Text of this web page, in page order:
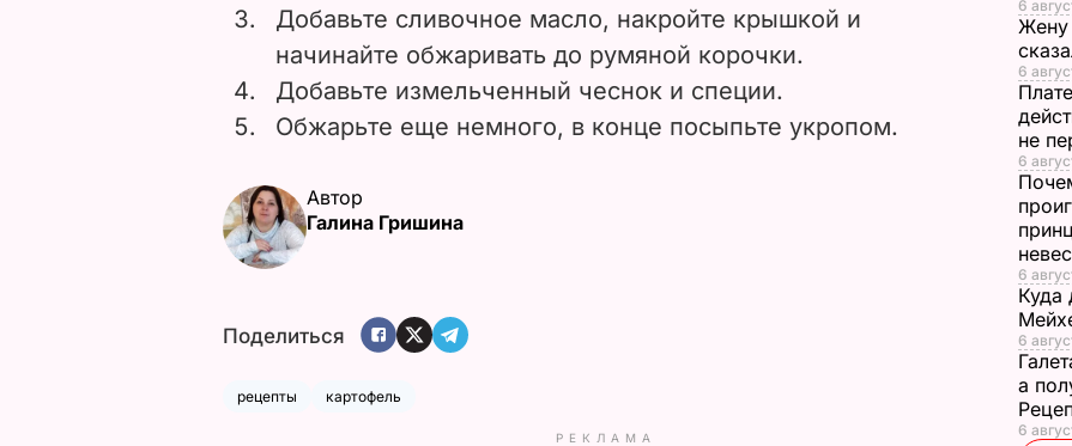
Добавьте сливочное масло, накройте крышкой и
начинайте обжаривать до румяной корочки.
Добавьте измельченный чеснок и специи.
Обжарьте еще немного, в конце посыпьте укропом.
Автор
Галина Гришина
Поделиться
рецепты картофель
РЕКЛАМА
6
Жену
6
не
6
6
Куда
6
а
6